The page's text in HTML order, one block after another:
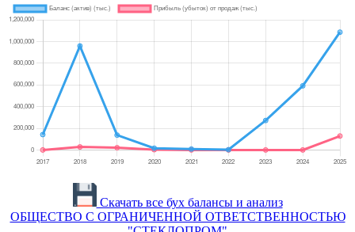
Скачать все бух балансы и анализ
ОБЩЕСТВО С ОГРАНИЧЕННОЙ ОТВЕТСТВЕННОСТЬЮ